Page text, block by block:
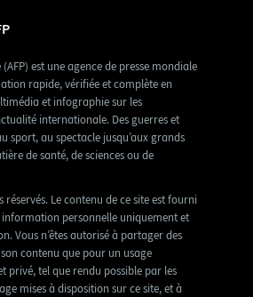
(AFP) est une agence de presse mondiale
rapide, vérifiée et complète en
et infographie sur les
internationale. Des guerres et
sport, au spectacle jusqu’aux grands
de santé, de sciences ou de
réservés. Le contenu de ce site est fourni
personnelle uniquement et
Vous n’êtes autorisé à partager des
contenu que pour un usage
privé, tel que rendu possible par les
mises à disposition sur ce site, et à